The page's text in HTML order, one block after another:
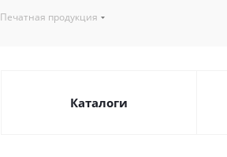
Печатная продукция
Каталоги